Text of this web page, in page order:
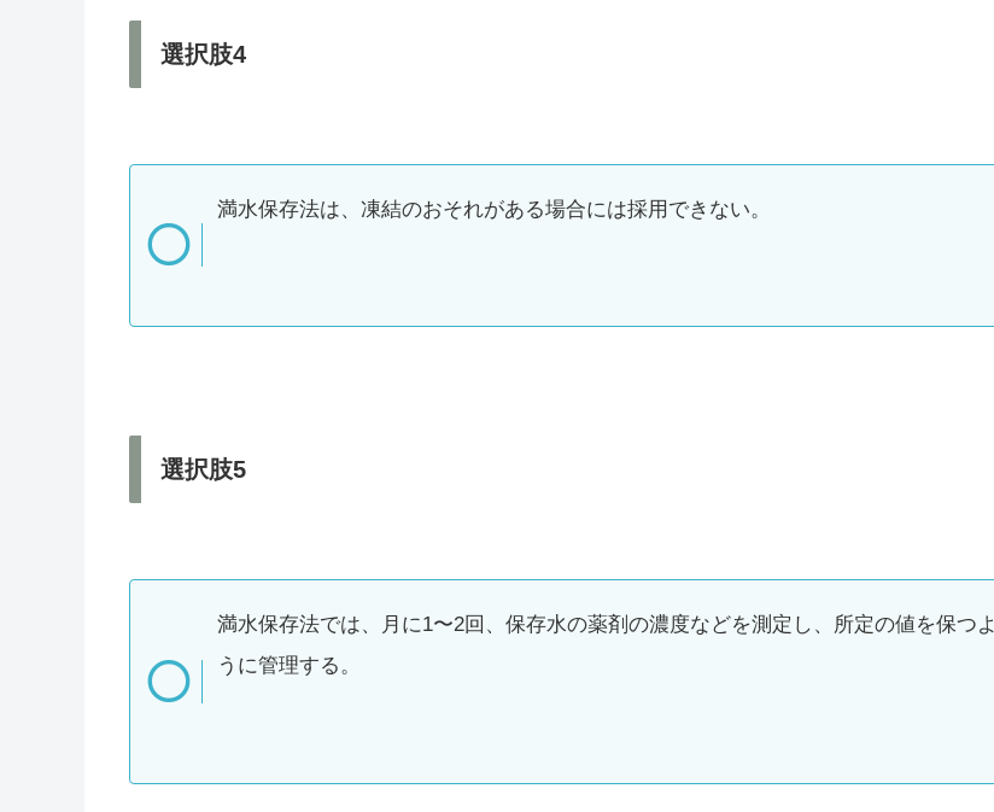
選択肢4
満水保存法は、凍結のおそれがある場合には採用できない。
選択肢5
満水保存法では、月に1〜2回、保存水の薬剤の濃度などを測定し、所定の値を保つよ
うに管理する。